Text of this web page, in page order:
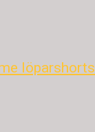
löparshorts